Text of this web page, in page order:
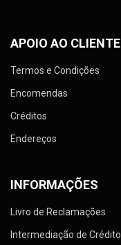
APOIO AO CLIENTE
Termos e Condições
Encomendas
Créditos
Endereços
INFORMAÇÕES
Livro de Reclamações
Intermediação de Crédito